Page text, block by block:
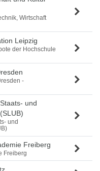
Wirtschaft
Leipzig
der Hochschule
-
und
und
Freiberg
Freiberg